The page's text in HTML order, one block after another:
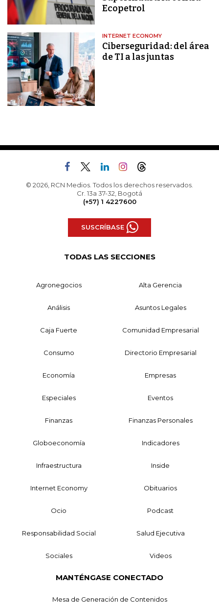
Ecopetrol
INTERNET ECONOMY
Ciberseguridad: del área
de TI a las juntas
© 2026, RCN Medios. Todos los derechos reservados.
Cr. 13a 37-32, Bogotá
(+57) 1 4227600
SUSCRÍBASE
TODAS LAS SECCIONES
Agronegocios Alta Gerencia
Análisis Asuntos Legales
Caja Fuerte Comunidad Empresarial
Consumo Directorio Empresarial
Economía Empresas
Especiales Eventos
Finanzas Finanzas Personales
Globoeconomía Indicadores
Infraestructura Inside
Internet Economy Obituarios
Ocio Podcast
Responsabilidad Social Salud Ejecutiva
Sociales Videos
MANTÉNGASE CONECTADO
Mesa de Generación de Contenidos